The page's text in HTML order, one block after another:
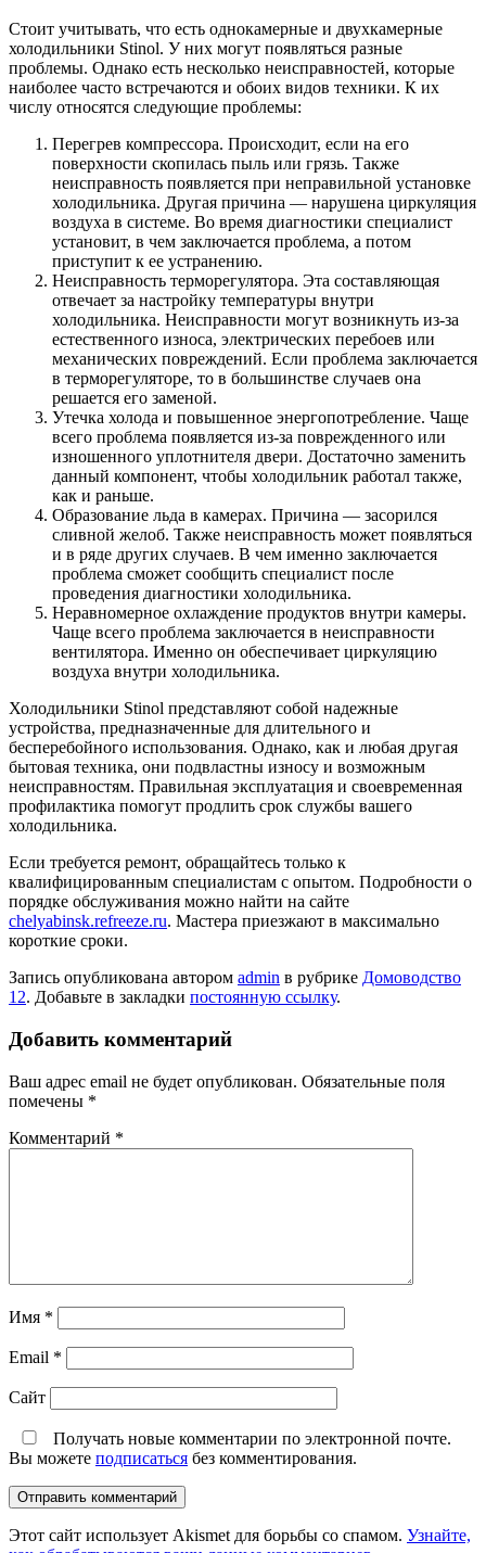
Стоит учитывать, что есть однокамерные и двухкамерные
холодильники Stinol. У них могут появляться разные
проблемы. Однако есть несколько неисправностей, которые
наиболее часто встречаются и обоих видов техники. К их
числу относятся следующие проблемы:
Перегрев компрессора. Происходит, если на его
поверхности скопилась пыль или грязь. Также
неисправность появляется при неправильной установке
холодильника. Другая причина — нарушена циркуляция
воздуха в системе. Во время диагностики специалист
установит, в чем заключается проблема, а потом
приступит к ее устранению.
Неисправность терморегулятора. Эта составляющая
отвечает за настройку температуры внутри
холодильника. Неисправности могут возникнуть из-за
естественного износа, электрических перебоев или
механических повреждений. Если проблема заключается
в терморегуляторе, то в большинстве случаев она
решается его заменой.
Утечка холода и повышенное энергопотребление. Чаще
всего проблема появляется из-за поврежденного или
изношенного уплотнителя двери. Достаточно заменить
данный компонент, чтобы холодильник работал также,
как и раньше.
Образование льда в камерах. Причина — засорился
сливной желоб. Также неисправность может появляться
и в ряде других случаев. В чем именно заключается
проблема сможет сообщить специалист после
проведения диагностики холодильника.
Неравномерное охлаждение продуктов внутри камеры.
Чаще всего проблема заключается в неисправности
вентилятора. Именно он обеспечивает циркуляцию
воздуха внутри холодильника.
Холодильники Stinol представляют собой надежные
устройства, предназначенные для длительного и
бесперебойного использования. Однако, как и любая другая
бытовая техника, они подвластны износу и возможным
неисправностям. Правильная эксплуатация и своевременная
профилактика помогут продлить срок службы вашего
холодильника.
Если требуется ремонт, обращайтесь только к
квалифицированным специалистам с опытом. Подробности о
порядке обслуживания можно найти на сайте
chelyabinsk.refreeze.ru. Мастера приезжают в максимально
короткие сроки.
Запись опубликована автором admin в рубрике Домоводство
12. Добавьте в закладки постоянную ссылку.
Добавить комментарий
Ваш адрес email не будет опубликован. Обязательные поля
помечены *
Комментарий *
Имя *
Email *
Сайт
Получать новые комментарии по электронной почте.
Вы можете подписаться без комментирования.
Этот сайт использует Akismet для борьбы со спамом. Узнайте,